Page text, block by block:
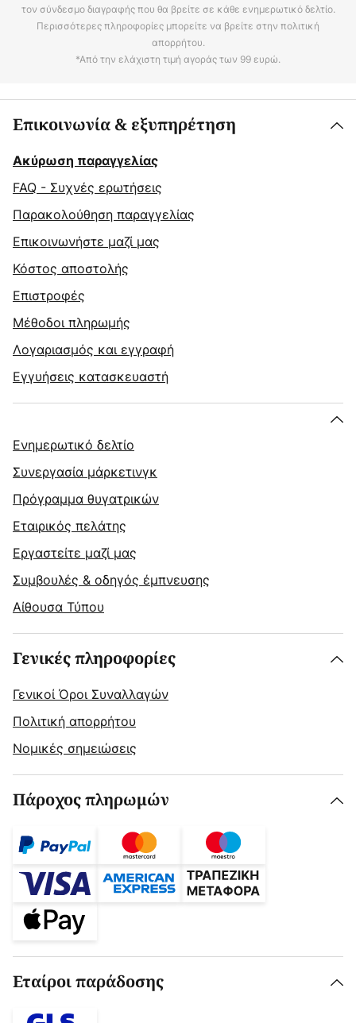
τον σύνδεσμο διαγραφής που θα βρείτε σε κάθε ενημερωτικό δελτίο.
Περισσότερες πληροφορίες μπορείτε να βρείτε στην πολιτική
απορρήτου.
*Από την ελάχιστη τιμή αγοράς των 99 ευρώ.
Επικοινωνία & εξυπηρέτηση
Ακύρωση παραγγελίας
FAQ - Συχνές ερωτήσεις
Παρακολούθηση παραγγελίας
Επικοινωνήστε μαζί μας
Κόστος αποστολής
Επιστροφές
Μέθοδοι πληρωμής
Λογαριασμός και εγγραφή
Εγγυήσεις κατασκευαστή
Ενημερωτικό δελτίο
Συνεργασία μάρκετινγκ
Πρόγραμμα θυγατρικών
Εταιρικός πελάτης
Εργαστείτε μαζί μας
Συμβουλές & οδηγός έμπνευσης
Αίθουσα Τύπου
Γενικές πληροφορίες
Γενικοί Όροι Συναλλαγών
Πολιτική απορρήτου
Νομικές σημειώσεις
Πάροχος πληρωμών
Εταίροι παράδοσης